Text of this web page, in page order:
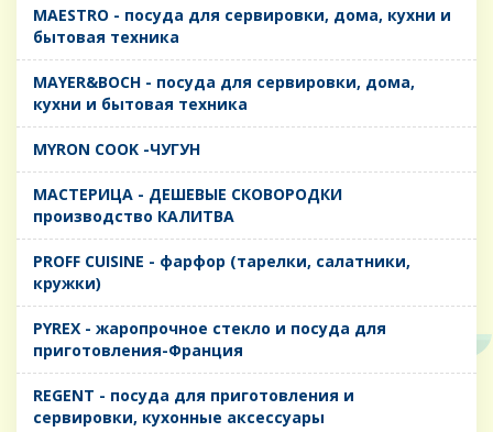
MAESTRO - посуда для сервировки, дома, кухни и
бытовая техника
MAYER&BOCH - посуда для сервировки, дома,
кухни и бытовая техника
MYRON COOK -ЧУГУН
MАСТЕРИЦА - ДЕШЕВЫЕ СКОВОРОДКИ
производство КАЛИТВА
PROFF CUISINE - фарфор (тарелки, салатники,
кружки)
PYREX - жаропрочное стекло и посуда для
приготовления-Франция
REGENT - посуда для приготовления и
сервировки, кухонные аксессуары